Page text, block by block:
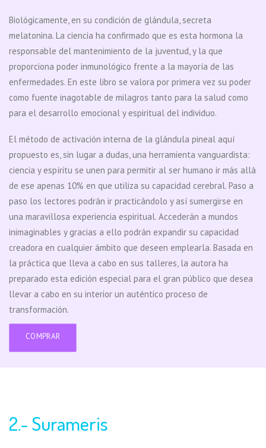
Biológicamente, en su condición de glándula, secreta
melatonina. La ciencia ha confirmado que es esta hormona la
responsable del mantenimiento de la juventud, y la que
proporciona poder inmunológico frente a la mayoría de las
enfermedades. En este libro se valora por primera vez su poder
como fuente inagotable de milagros tanto para la salud como
para el desarrollo emocional y espiritual del individuo.
El método de activación interna de la glándula pineal aquí
propuesto es, sin lugar a dudas, una herramienta vanguardista:
ciencia y espíritu se unen para permitir al ser humano ir más allá
de ese apenas 10% en que utiliza su capacidad cerebral. Paso a
paso los lectores podrán ir practicándolo y así sumergirse en
una maravillosa experiencia espiritual. Accederán a mundos
inimaginables y gracias a ello podrán expandir su capacidad
creadora en cualquier ámbito que deseen emplearla. Basada en
la práctica que lleva a cabo en sus talleres, la autora ha
preparado esta edición especial para el gran público que desea
llevar a cabo en su interior un auténtico proceso de
transformación.
COMPRAR
2.- Surameris